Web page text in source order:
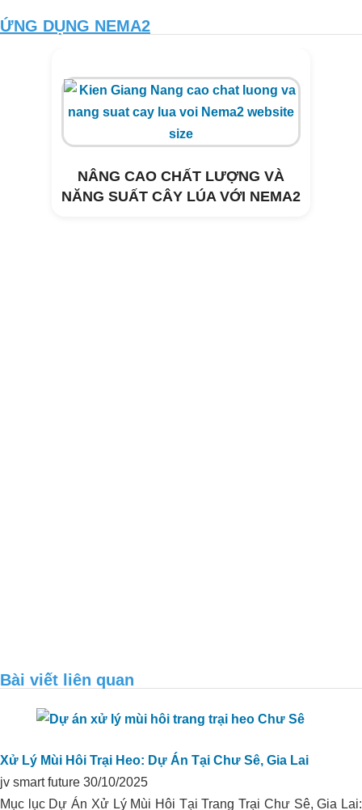
Sáng – Quảng Ngãi
ỨNG DỤNG NEMA2
NÂNG CAO CHẤT LƯỢNG VÀ
NĂNG SUẤT CÂY LÚA VỚI NEMA2
Bài viết liên quan
Xử Lý Mùi Hôi Trại Heo: Dự Án Tại Chư Sê, Gia Lai
jv smart future 30/10/2025
Mục lục Dự Án Xử Lý Mùi Hôi Tại Trang Trại Chư Sê, Gia Lai: